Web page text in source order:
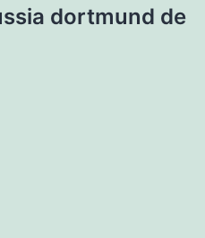
dortmund de